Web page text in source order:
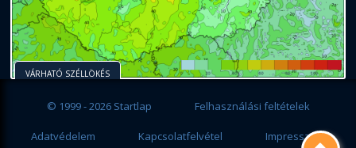
VÁRHATÓ SZÉLLÖKÉS
© 1999 - 2026 Startlap Felhasználási feltételek
Adatvédelem Kapcsolatfelvétel Impresszum